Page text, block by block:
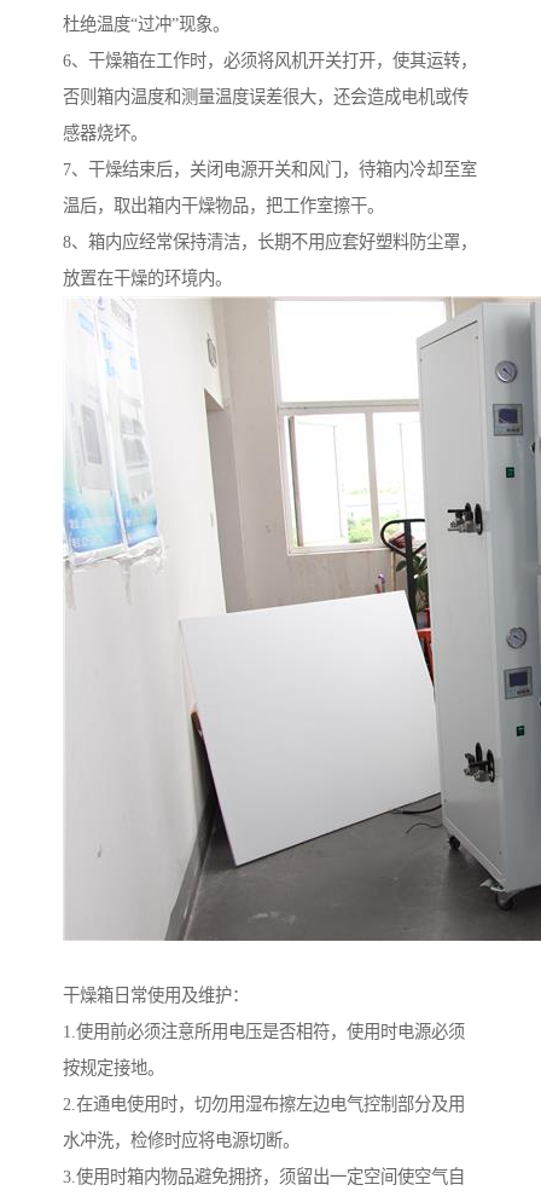
杜绝温度“过冲”现象。
6、干燥箱在工作时，必须将风机开关打开，使其运转，
否则箱内温度和测量温度误差很大，还会造成电机或传
感器烧坏。
7、干燥结束后，关闭电源开关和风门，待箱内冷却至室
温后，取出箱内干燥物品，把工作室擦干。
8、箱内应经常保持清洁，长期不用应套好塑料防尘罩，
放置在干燥的环境内。
干燥箱日常使用及维护：
1.使用前必须注意所用电压是否相符，使用时电源必须
按规定接地。
2.在通电使用时，切勿用湿布擦左边电气控制部分及用
水冲洗，检修时应将电源切断。
3.使用时箱内物品避免拥挤，须留出一定空间使空气自